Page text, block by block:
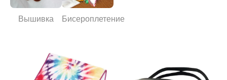
Вышивка Бисероплетение